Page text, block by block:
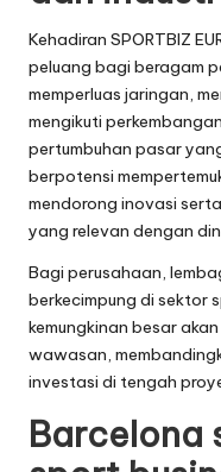
Kehadiran SPORTBIZ
peluang bagi beragam
memperluas jaringan,
mengikuti
pertumbuhan pasar
berpotensi
mendorong inovasi
yang relevan dengan
Bagi perusahaan,
berkecimpung di sektor
kemungkinan besar
wawasan,
investasi di tengah
Barcelona